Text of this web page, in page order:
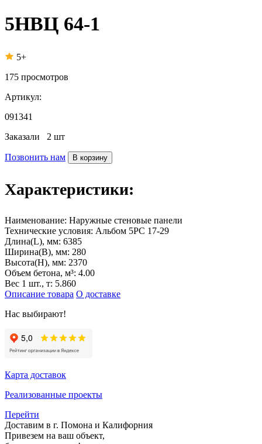
5НВЦ 64-1
5+
175 просмотров
Артикул:
091341
Заказали 2 шт
Позвонить нам В корзину
Характеристики:
Наименование: Наружные стеновые панели
Технические условия: Альбом 5РС 17-29
Длина(L), мм: 6385
Ширина(B), мм: 280
Высота(H), мм: 2370
Объем бетона, м³: 4.00
Вес 1 шт., т: 5.860
Описание товара О доставке
Нас выбирают!
Карта доставок
Реализованные проекты
Перейти
Доставим в г. Помона и Калифорния
Привезем на ваш объект,